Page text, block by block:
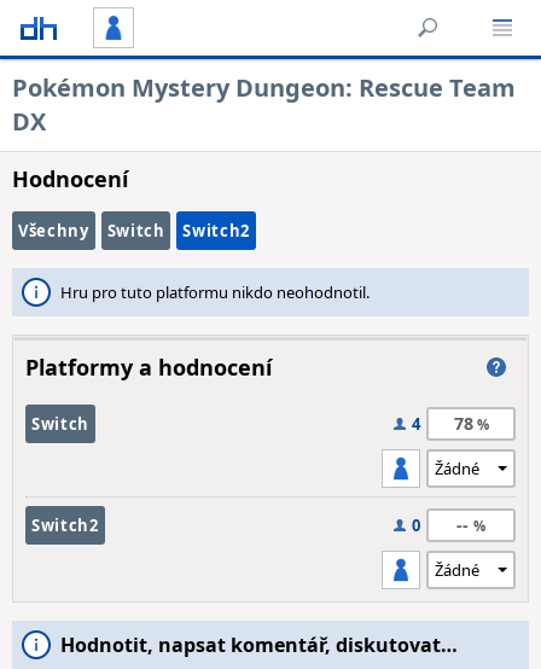
Pokémon Mystery Dungeon: Rescue Team
DX
Hodnocení
Všechny Switch Switch2
Hru pro tuto platformu nikdo neohodnotil.
Platformy a hodnocení
Switch 4 78
Switch2 0 --
Hodnotit, napsat komentář, diskutovat…